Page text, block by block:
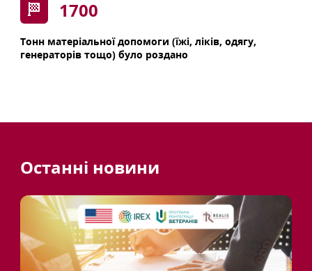
1700
Тонн матеріальної допомоги (їжі, ліків, одягу,
генераторів тощо) було роздано
Останні новини